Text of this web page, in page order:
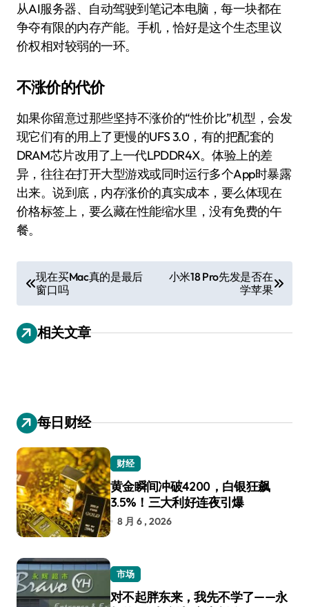
从AI服务器、自动驾驶到笔记本电脑，每一块都在
争夺有限的内存产能。手机，恰好是这个生态里议
价权相对较弱的一环。
不涨价的代价
如果你留意过那些坚持不涨价的“性价比”机型，会发
现它们有的用上了更慢的UFS 3.0，有的把配套的
DRAM芯片改用了上一代LPDDR4X。体验上的差
异，往往在打开大型游戏或同时运行多个App时暴露
出来。说到底，内存涨价的真实成本，要么体现在
价格标签上，要么藏在性能缩水里，没有免费的午
餐。
章
导
航
现在买Mac真的是最后
窗口吗
小米18 Pro先发是否在
学苹果
相关文章
每日财经
财经
黄金瞬间冲破4200，白银狂飙
3.5%！三大利好连夜引爆
8 月 6 , 2026
市场
对不起胖东来，我先不学了——永